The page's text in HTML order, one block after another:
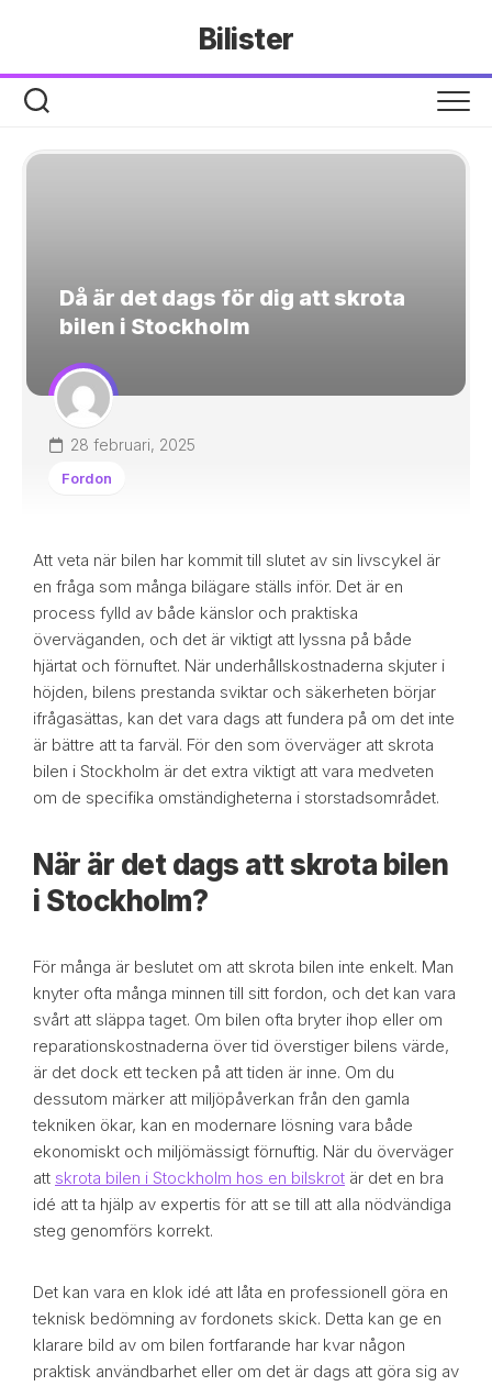
Bilister
Då är det dags för dig att skrota
bilen i Stockholm
28 februari, 2025
Fordon
Att veta när bilen har kommit till slutet av sin livscykel är
en fråga som många bilägare ställs inför. Det är en
process fylld av både känslor och praktiska
överväganden, och det är viktigt att lyssna på både
hjärtat och förnuftet. När underhållskostnaderna skjuter i
höjden, bilens prestanda sviktar och säkerheten börjar
ifrågasättas, kan det vara dags att fundera på om det inte
är bättre att ta farväl. För den som överväger att skrota
bilen i Stockholm är det extra viktigt att vara medveten
om de specifika omständigheterna i storstadsområdet.
När är det dags att skrota bilen
i Stockholm?
För många är beslutet om att skrota bilen inte enkelt. Man
knyter ofta många minnen till sitt fordon, och det kan vara
svårt att släppa taget. Om bilen ofta bryter ihop eller om
reparationskostnaderna över tid överstiger bilens värde,
är det dock ett tecken på att tiden är inne. Om du
dessutom märker att miljöpåverkan från den gamla
tekniken ökar, kan en modernare lösning vara både
ekonomiskt och miljömässigt förnuftig. När du överväger
att skrota bilen i Stockholm hos en bilskrot är det en bra
idé att ta hjälp av expertis för att se till att alla nödvändiga
steg genomförs korrekt.
Det kan vara en klok idé att låta en professionell göra en
teknisk bedömning av fordonets skick. Detta kan ge en
klarare bild av om bilen fortfarande har kvar någon
praktisk användbarhet eller om det är dags att göra sig av